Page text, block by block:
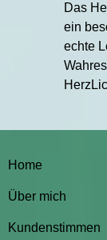
Das
ein
echte
Home
Über mich
Kundenstimmen